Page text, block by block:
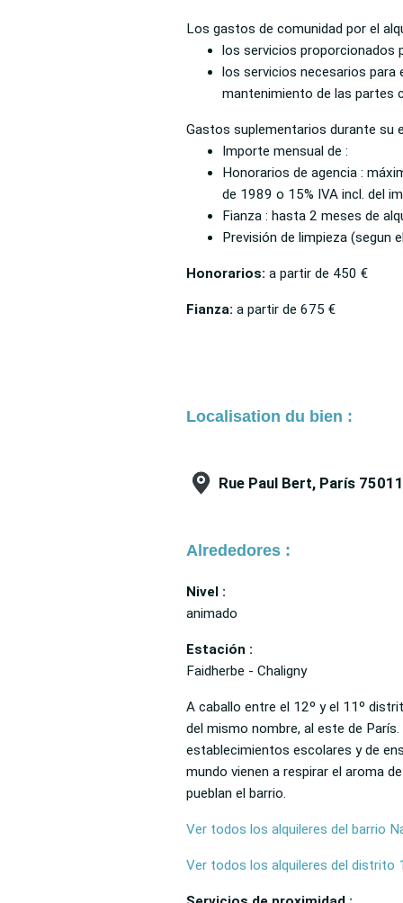
Los gastos de comunidad por el
los servicios proporcionados
los servicios necesarios para
mantenimiento de las partes
Gastos suplementarios durante su
Importe mensual de :
Honorarios de agencia :
de 1989 o 15% IVA incl. del
Fianza : hasta 2 meses de
Previsión de limpieza (segun
Honorarios: a partir de 450 €
Fianza: a partir de 675 €
Localisation du bien :
Rue Paul Bert, París 75011
Alrededores :
Nivel :
animado
Estación :
Faidherbe - Chaligny
A caballo entre el 12º y el 11º
del mismo nombre, al este de
establecimientos escolares y de
mundo vienen a respirar el aroma
pueblan el barrio.
Ver todos los alquileres del barrio
Ver todos los alquileres del distrito